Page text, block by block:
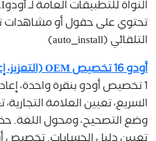
تحتوي على حقول أو مشاهدات
التلقائي (auto_install)
أودو 16 تخصيص OEM (التعزيز، إعادة تعيين البيانات)
1 تخصيص أودو بنقرة واحدة،
السريع، تعيين العلامة التجارية،
وضع التصحيح، ومحول اللغة.